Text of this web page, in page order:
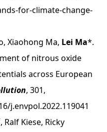
for-climate-change-
Xiaohong Ma, Lei Ma*.
of nitrous oxide
across European
, 301,
j.envpol.2022.119041
, Ralf Kiese, Ricky